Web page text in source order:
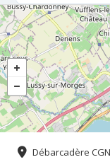
Débarcadère